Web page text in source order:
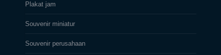
Plakat jam
Souvenir miniatur
Souvenir perusahaan